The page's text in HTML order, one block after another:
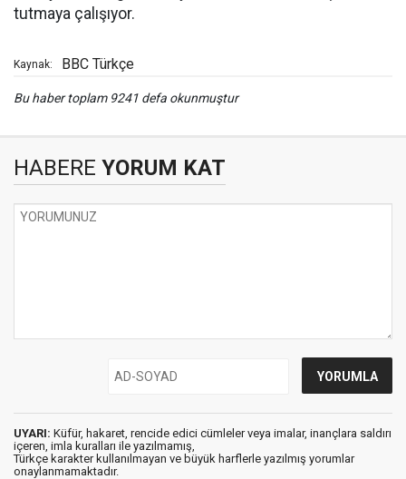
tutmaya çalışıyor.
Kaynak: BBC Türkçe
Bu haber toplam 9241 defa okunmuştur
HABERE YORUM KAT
UYARI: Küfür, hakaret, rencide edici cümleler veya imalar, inançlara saldırı
içeren, imla kuralları ile yazılmamış,
Türkçe karakter kullanılmayan ve büyük harflerle yazılmış yorumlar
onaylanmamaktadır.